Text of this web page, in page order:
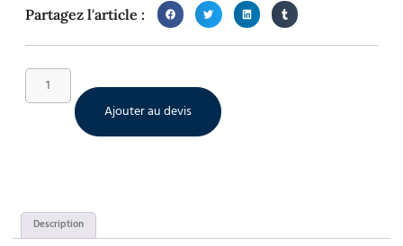
Partagez l'article :
Ajouter au devis
Description